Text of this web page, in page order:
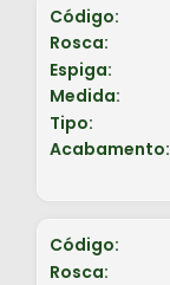
Código:
Rosca:
Espiga:
Medida:
Tipo:
Acabamento:
Código:
Rosca: